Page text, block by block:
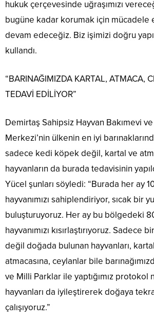
hukuk çerçevesinde uğraşımızı
bugüne kadar korumak için mücadele
devam edeceğiz. Biz işimizi doğru
kullandı.
“BARINAĞIMIZDA KARTAL, ATMACA,
TEDAVİ EDİLİYOR”
Demirtaş Sahipsiz Hayvan Bakımevi
Merkezi’nin ülkenin en iyi
sadece kedi köpek değil, kartal ve
hayvanların da burada tedavisinin
Yücel şunları söyledi: “Burada her ay
hayvanımızı sahiplendiriyor, sıcak bir
buluşturuyoruz. Her ay bu bölgedeki
hayvanımızı kısırlaştırıyoruz. Sadece
değil doğada bulunan hayvanları,
atmacasına, ceylanlar bile
ve Milli Parklar ile yaptığımız protokol
hayvanları da iyileştirerek doğaya
çalışıyoruz.”